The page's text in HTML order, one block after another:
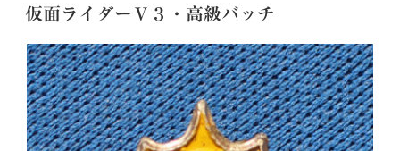
稿
日:
仮面ライダーＶ３・高級バッチ